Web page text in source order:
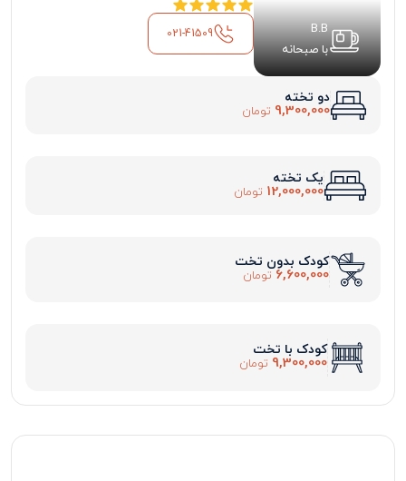
B.B
با صبحانه
021-41509
دو تخته
9,300,000 تومان
یک تخته
12,000,000 تومان
کودک بدون تخت
6,600,000 تومان
کودک با تخت
9,300,000 تومان